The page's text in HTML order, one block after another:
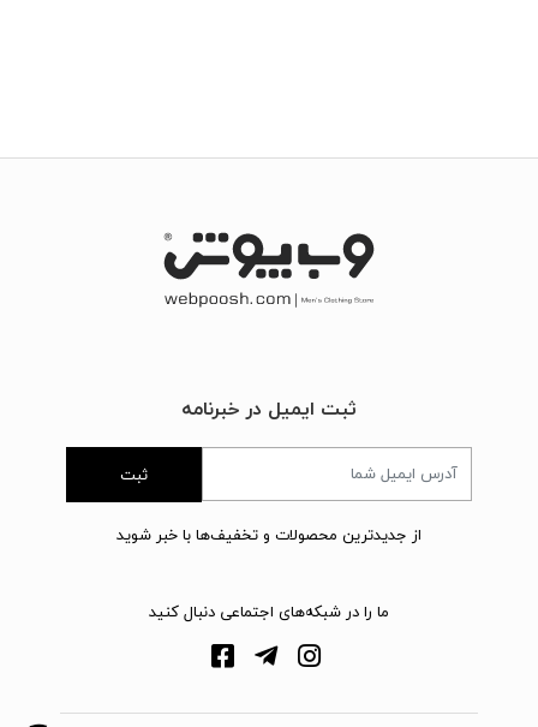
ثبت ایمیل در خبرنامه
ثبت
از جدیدترین محصولات و تخفیف‌ها با خبر شوید
ما را در شبکه‌های اجتماعی دنبال کنید